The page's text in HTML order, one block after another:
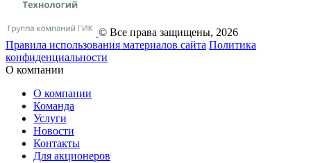
© Все права защищены, 2026
Правила использования материалов сайта Политика
конфиденциальности
О компании
О компании
Команда
Услуги
Новости
Контакты
Для акционеров